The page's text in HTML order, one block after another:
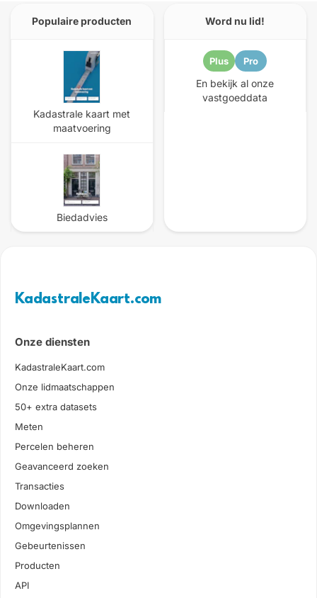
Populaire producten
Kadastrale kaart met
maatvoering
Biedadvies
Word nu lid!
Plus Pro
En bekijk al onze
vastgoeddata
KadastraleKaart.com
Onze diensten
KadastraleKaart.com
Onze lidmaatschappen
50+ extra datasets
Meten
Percelen beheren
Geavanceerd zoeken
Transacties
Downloaden
Omgevingsplannen
Gebeurtenissen
Producten
API